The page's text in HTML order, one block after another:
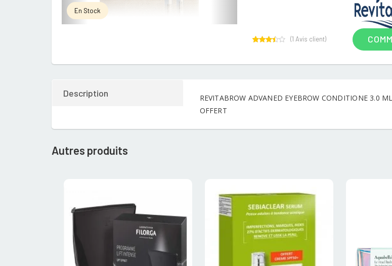
En Stock
out of
rating
(1 Avis client)
Description
REVITABROW ADVANED EYEBROW CONDITIONE 3.0
OFFERT
Autres produits